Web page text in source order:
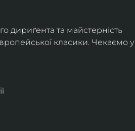
дириґента та майстерність
класики. Чекаємо у